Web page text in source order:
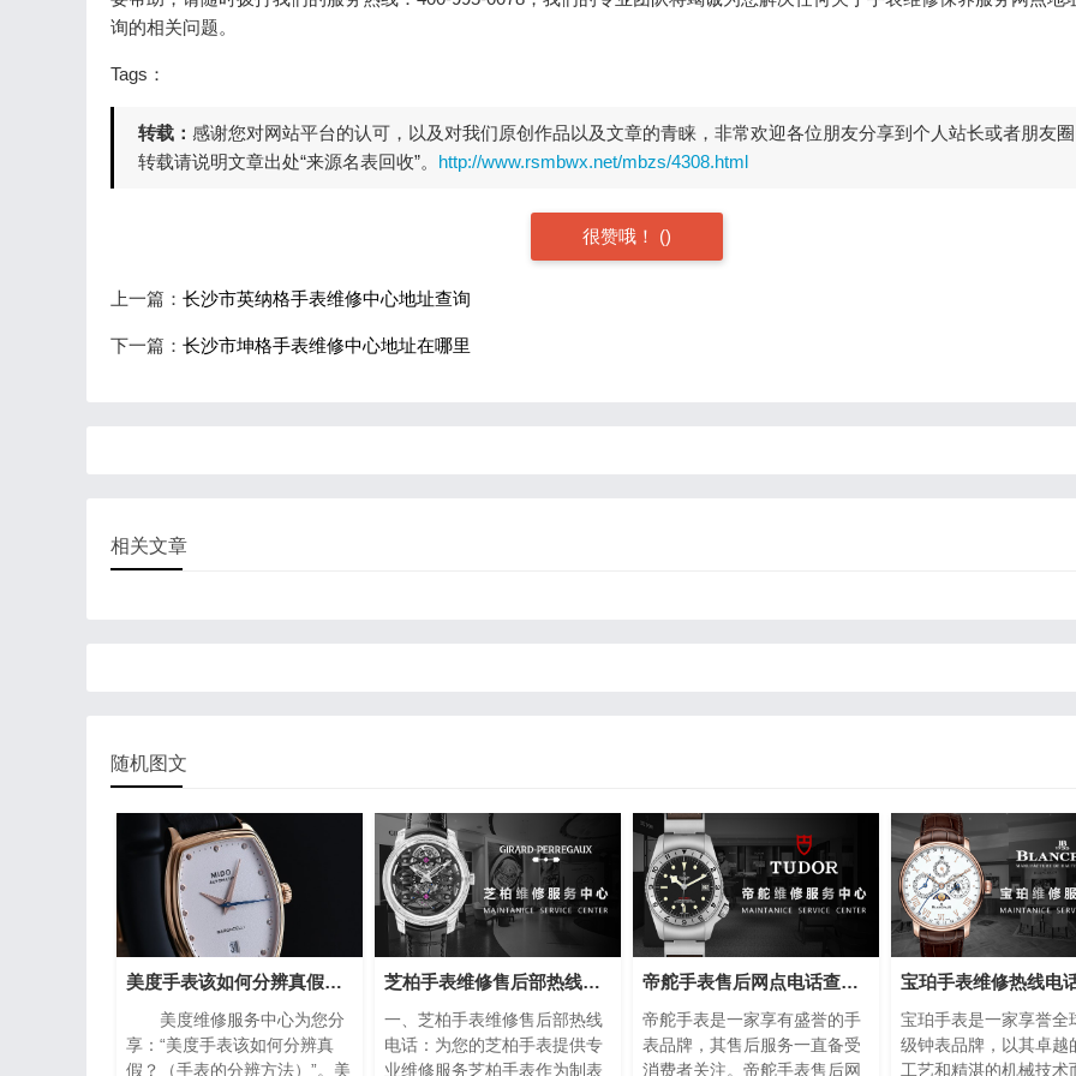
询的相关问题。
Tags：
转载： 感谢您对网站平台的认可，以及对我们原创作品以及文章的青睐，非常欢迎各位朋友分享到个人站长或者朋友
转载请说明文章出处“来源名表回收”。 http://www.rsmbwx.net/mbzs/4308.html
很赞哦！ ()
上一篇： 长沙市英纳格手表维修中心地址查询
下一篇： 长沙市坤格手表维修中心地址在哪里
相关文章
随机图文
美度手表该如何分辨真假？（手表的分辨方法）
美度维修服务中心为您分
享：“美度手表该如何分辨真
假？（手表的分辨方法）”。美
芝柏手表维修售后部热线电话(专业芝柏手表维修服务，售后热线24小时为您解答)
一、芝柏手表维修售后部热线
电话：为您的芝柏手表提供专
业维修服务芝柏手表作为制表
帝舵手表售后网点电话查询(全国服务网点查询方法)
帝舵手表是一家享有盛誉的手
表品牌，其售后服务一直备受
消费者关注。帝舵手表售后网
宝珀手表是一家享誉全
级钟表品牌，以其卓越
工艺和精湛的机械技术